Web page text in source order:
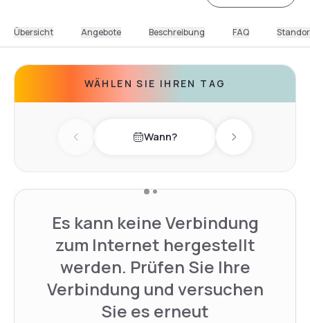
Übersicht Angebote Beschreibung FAQ
WÄHLEN SIE IHREN TAG
Previous day Wann? Next day
Es kann keine Verbindung
zum Internet hergestellt
werden. Prüfen Sie Ihre
Verbindung und versuchen
Sie es erneut